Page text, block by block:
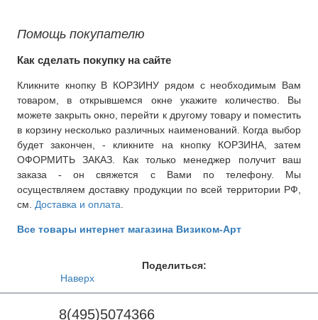
Помощь покупателю
Как сделать покупку на сайте
Кликните кнопку В КОРЗИНУ рядом с необходимым Вам
товаром, в открывшемся окне укажите количество. Вы
можете закрыть окно, перейти к другому товару и поместить
в корзину несколько различных наименований. Когда выбор
будет закончен, - кликните на кнопку КОРЗИНА, затем
ОФОРМИТЬ ЗАКАЗ. Как только менеджер получит ваш
заказа - он свяжется с Вами по телефону. Мы
осуществляем доставку продукции по всей территории РФ,
см. Доставка и оплата
Все товары интернет магазина Визиком-Арт
Наверх
Поделиться:
8(495)5074366